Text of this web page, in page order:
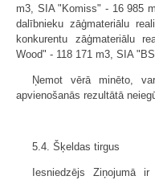
m3, SIA "Komiss" - 16 985
dalībnieku zāģmateriālu
konkurentu zāģmateriālu
Wood" - 118 171 m3, SIA
Ņemot vērā minēto,
apvienošanās rezultātā
5.4. Šķeldas tirgus
Iesniedzējs Ziņojumā